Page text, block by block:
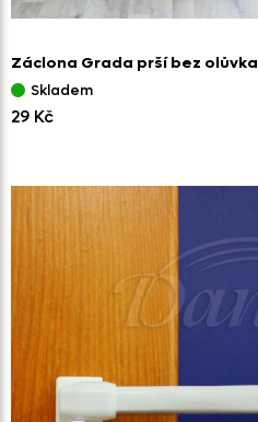
Záclona Grada prší bez olůvka
Skladem
29 Kč